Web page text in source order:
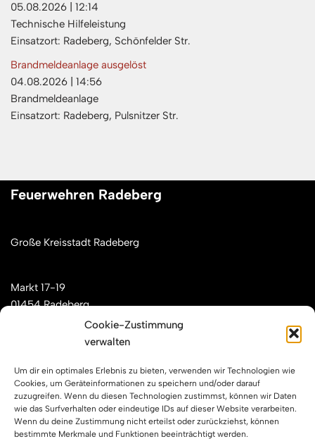
Cookie-Zustimmung
verwalten
Um dir ein optimales Erlebnis zu bieten, verwenden wir Technologien wie
Cookies, um Geräteinformationen zu speichern und/oder darauf
zuzugreifen. Wenn du diesen Technologien zustimmst, können wir Daten
wie das Surfverhalten oder eindeutige IDs auf dieser Website verarbeiten.
Wenn du deine Zustimmung nicht erteilst oder zurückziehst, können
bestimmte Merkmale und Funktionen beeinträchtigt werden.
05.08.2026
12:14
Technische Hilfeleistung
Einsatzort: Radeberg, Schönfelder Str.
Brandmeldeanlage ausgelöst
04.08.2026
14:56
Brandmeldeanlage
Einsatzort: Radeberg, Pulsnitzer Str.
Feuerwehren Radeberg
Große Kreisstadt Radeberg
Markt 17-19
01454 Radeberg
Mail: kontakt[at]feuerwehren-radeberg.de
Feuerwehren Radeberg im Internet
Facebook Instagram YouTube